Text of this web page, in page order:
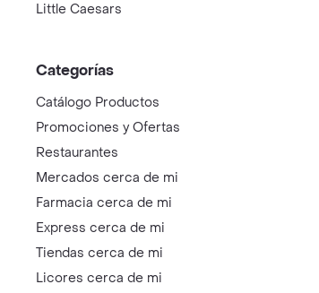
Little Caesars
Categorías
Catálogo Productos
Promociones y Ofertas
Restaurantes
Mercados cerca de mi
Farmacia cerca de mi
Express cerca de mi
Tiendas cerca de mi
Licores cerca de mi